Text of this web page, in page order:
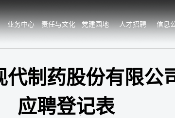
业务中心 责任与文化 党建园地 人才招聘 信息
代制药股份有限公
应聘登记表